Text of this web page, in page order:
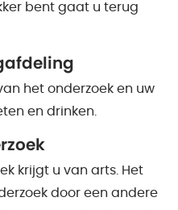
bent gaat u terug
het onderzoek en uw
en drinken.
krijgt u van arts. Het
door een andere